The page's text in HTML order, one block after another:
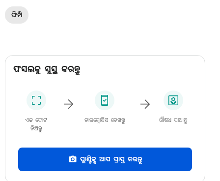
ଫିମ୍ପି
ଫସଲକୁ ସୁସ୍ଥ କରନ୍ତୁ
ଏକ ଫୋଟ
ନିଅନ୍ତୁ
ଡାଇଗ୍ନୋସିସ ଦେଖନ୍ତୁ ଔଷଧ ପାଆନ୍ତୁ
ପ୍ଲାଣ୍ଟିକ୍ସ ଆପ ପ୍ରାପ୍ତ କରନ୍ତୁ